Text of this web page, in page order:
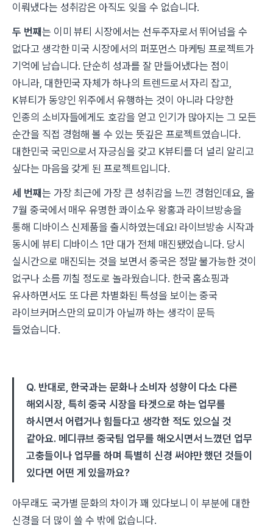
이뤄냈다는 성취감은 아직도 잊을 수 없습니다.
두 번째는 이미 뷰티 시장에서는 선두주자로서 뛰어넘을 수
없다고 생각한 미국 시장에서의 퍼포먼스 마케팅 프로젝트가
기억에 남습니다. 단순히 성과를 잘 만들어냈다는 점이
아니라, 대한민국 자체가 하나의 트렌드로서 자리 잡고,
K뷰티가 동양인 위주에서 유행하는 것이 아니라 다양한
인종의 소비자들에게도 호감을 얻고 인기가 많아지는 그 모든
순간을 직접 경험해 볼 수 있는 뜻깊은 프로젝트였습니다.
대한민국 국민으로서 자긍심을 갖고 K뷰티를 더 널리 알리고
싶다는 마음을 갖게 된 프로젝트입니다.
세 번째는 가장 최근에 가장 큰 성취감을 느낀 경험인데요, 올
7월 중국에서 매우 유명한 콰이쇼우 왕홍과 라이브방송을
통해 디바이스 신제품을 출시하였는데요! 라이브방송 시작과
동시에 뷰티 디바이스 1만 대가 전체 매진됐었습니다. 당시
실시간으로 매진되는 것을 보면서 중국은 정말 불가능한 것이
없구나 소름 끼칠 정도로 놀라웠습니다. 한국 홈쇼핑과
유사하면서도 또 다른 차별화된 특성을 보이는 중국
라이브커머스만의 묘미가 아닐까 하는 생각이 문득
들었습니다.
Q. 반대로, 한국과는 문화나 소비자 성향이 다소 다른
해외시장, 특히 중국 시장을 타겟으로 하는 업무를
하시면서 어렵거나 힘들다고 생각한 적도 있으실 것
같아요. 메디큐브 중국팀 업무를 해오시면서 느꼈던 업무
고충들이나 업무를 하며 특별히 신경 써야만 했던 것들이
있다면 어떤 게 있을까요?
아무래도 국가별 문화의 차이가 꽤 있다보니 이 부분에 대한
신경을 더 많이 쓸 수 밖에 없습니다.